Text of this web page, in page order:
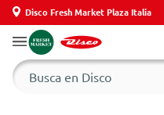
Disco Fresh Market Plaza Italia